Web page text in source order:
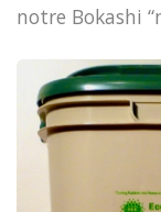
notre Bokashi